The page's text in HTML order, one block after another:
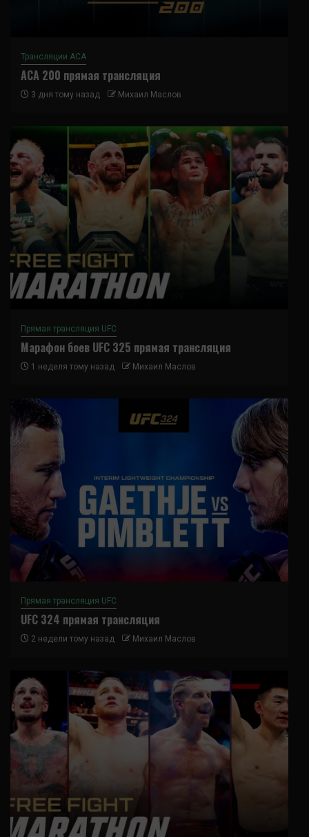
Трансляции ACA
ACA 200 прямая трансляция
3 дня тому назад Михаил Маслов
Прямая трансляция UFC
Марафон боев UFC 325 прямая трансляция
1 неделя тому назад Михаил Маслов
Прямая трансляция UFC
UFC 324 прямая трансляция
2 недели тому назад Михаил Маслов